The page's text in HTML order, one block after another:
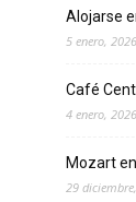
Alojarse
5 enero, 2026
Café
4 enero, 2026
Mozart
29